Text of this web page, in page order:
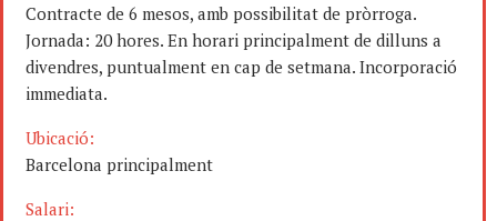
Contracte de 6 mesos, amb possibilitat de pròrroga.
Jornada: 20 hores. En horari principalment de dilluns a
divendres, puntualment en cap de setmana. Incorporació
immediata.
Ubicació:
Barcelona principalment
Salari: